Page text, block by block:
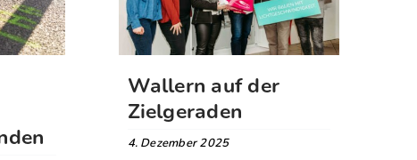
Wallern auf der
Zielgeraden
4. Dezember 2025